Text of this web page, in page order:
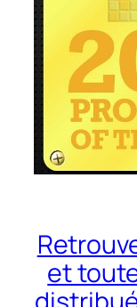
et